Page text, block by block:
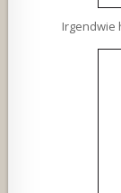
Irgendwie